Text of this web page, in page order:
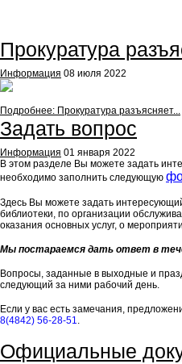
Прокуратура
Информация 08 июля 2022
Подробнее: Прокуратура разъясняет...
Задать вопрос
Информация 01 января 2022
В этом разделе Вы можете задать
необходимо заполнить следующую
Здесь Вы можете задать
библиотеки, по организации
оказания основных услуг, о
Мы постараемся дать ответ в
Вопросы, заданные в выходные и
следующий за ними рабочий день.
Если у вас есть замечания,
8(4842) 56-28-51.
Официальные